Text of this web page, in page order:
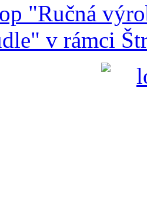
"Ručná
v rámci